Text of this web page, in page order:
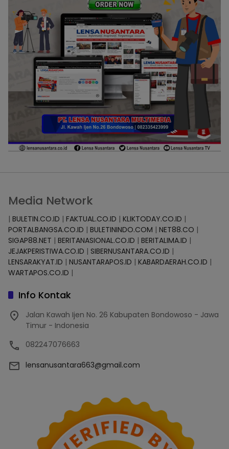
Media Network
| BULETIN.CO.ID | FAKTUAL.CO.ID | KLIKTODAY.CO.ID |
PORTALBANGSA.CO.ID | BULETININDO.COM | NET88.CO |
SIGAP88.NET | BERITANASIONAL.CO.ID | BERITALIMA.ID |
JEJAKPERISTIWA.CO.ID | SIBERNUSANTARA.CO.ID |
LENSARAKYAT.ID | NUSANTARAPOS.ID | KABARDAERAH.CO.ID |
WARTAPOS.CO.ID |
Info Kontak
Jalan Kawah Ijen No. 26 Kabupaten Bondowoso - Jawa
Timur - Indonesia
082247076663
lensanusantara663@gmail.com